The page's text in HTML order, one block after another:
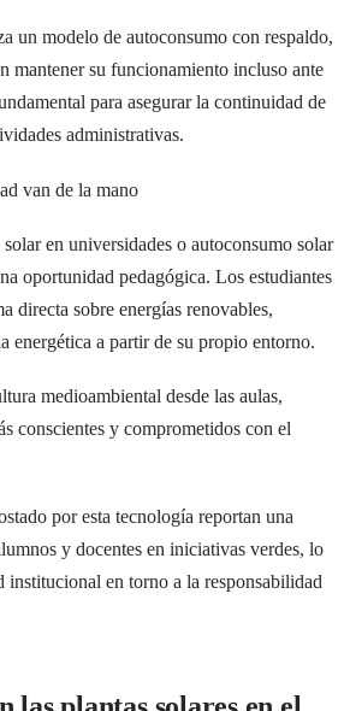
un modelo de autoconsumo con respaldo,
mantener su funcionamiento incluso ante
para asegurar la continuidad de
administrativas.
van de la mano
en universidades o autoconsumo solar
oportunidad pedagógica. Los estudiantes
directa sobre energías renovables,
energética a partir de su propio entorno.
medioambiental desde las aulas,
conscientes y comprometidos con el
por esta tecnología reportan una
y docentes en iniciativas verdes, lo
institucional en torno a la responsabilidad